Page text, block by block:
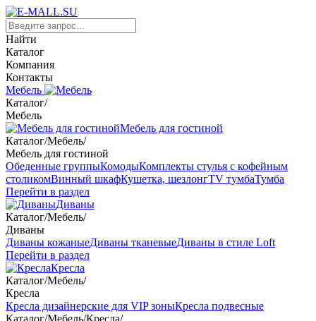
Найти
Каталог
Компания
Контакты
Мебель
Каталог/
Мебель
Мебель для гостиной
Каталог/Мебель/
Мебель для гостиной
Обеденные группыКомодыКомплекты стулья с кофейным
столикомВинный шкафКушетка, шезлонгTV тумбаТумба
Перейти в раздел
Диваны
Каталог/Мебель/
Диваны
Диваны кожаныеДиваны тканевыеДиваны в стиле Loft
Перейти в раздел
Кресла
Каталог/Мебель/
Кресла
Кресла дизайнерские для VIP зоныКресла подвесные
Каталог/Мебель/Кресла/